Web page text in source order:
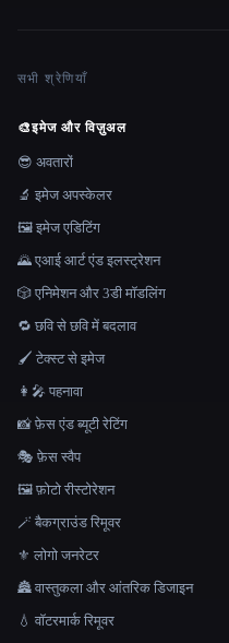
सभी श्रेणियाँ
🎨इमेज और विज़ुअल
😎 अवतारों
🔬 इमेज अपस्केलर
🖼️ इमेज एडिटिंग
🌄 एआई आर्ट एंड इलस्ट्रेशन
🎲 एनिमेशन और 3डी मॉडलिंग
🔁 छवि से छवि में बदलाव
🖌️ टेक्स्ट से इमेज
👩‍🎤 पहनावा
📸 फ़ेस एंड ब्यूटी रेटिंग
🎭 फ़ेस स्वैप
🖼️ फ़ोटो रीस्टोरेशन
🪄 बैकग्राउंड रिमूवर
⚜️ लोगो जनरेटर
🏯 वास्तुकला और आंतरिक डिजाइन
💧 वॉटरमार्क रिमूवर